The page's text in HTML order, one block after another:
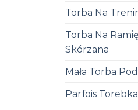
Torba Na
Torba Na
Skórzana
Mała Torba
Parfois Torebka